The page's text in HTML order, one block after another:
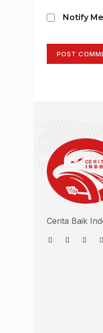
Notify
POST
Cerita Baik